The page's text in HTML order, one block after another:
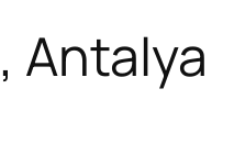
Antalya